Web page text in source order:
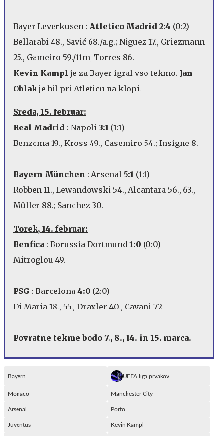
Bayer Leverkusen : Atletico Madrid 2:4 (0:2)
Bellarabi 48., Savić 68./a.g.; Niguez 17., Griezmann
25., Gameiro 59./11m, Torres 86.
Kevin Kampl je za Bayer igral vso tekmo. Jan
Oblak je bil pri Atleticu na klopi.
Sreda, 15. februar:
Real Madrid : Napoli 3:1 (1:1)
Benzema 19., Kross 49., Casemiro 54.; Insigne 8.
Bayern München : Arsenal 5:1 (1:1)
Robben 11., Lewandowski 54., Alcantara 56., 63.,
Müller 88.; Sanchez 30.
Torek, 14. februar:
Benfica : Borussia Dortmund 1:0 (0:0)
Mitroglou 49.
PSG : Barcelona 4:0 (2:0)
Di Maria 18., 55., Draxler 40., Cavani 72.
Povratne tekme bodo 7., 8., 14. in 15. marca.
Bayern UEFA liga prvakov
Monaco Manchester City
Arsenal Porto
Juventus Kevin Kampl